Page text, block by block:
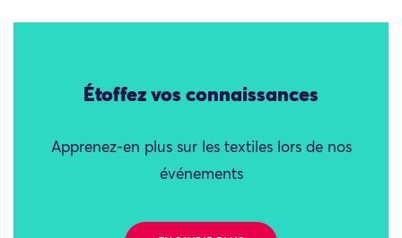
Étoffez vos connaissances
Apprenez-en plus sur les textiles lors de nos
événements